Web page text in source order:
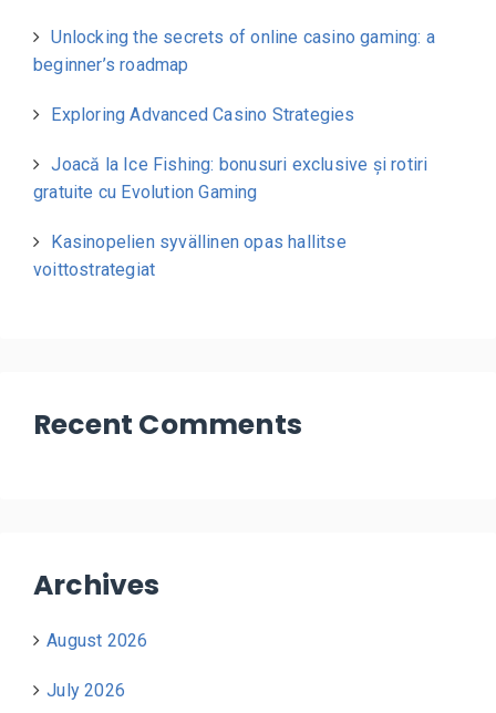
Unlocking the secrets of online casino gaming: a
beginner’s roadmap
Exploring Advanced Casino Strategies
Joacă la Ice Fishing: bonusuri exclusive și rotiri
gratuite cu Evolution Gaming
Kasinopelien syvällinen opas hallitse
voittostrategiat
Recent Comments
Archives
August 2026
July 2026